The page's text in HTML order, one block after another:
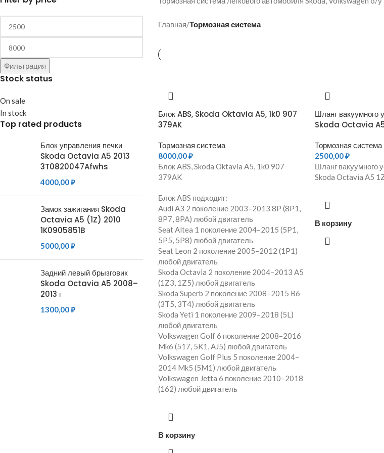
Фильтрация
Stock status
On sale
In stock
Top rated products
Блок управления печки
Skoda Octavia A5 2013
3T0820047Afwhs
4000,00₽
Замок зажигания Skoda
Octavia A5 (1Z) 2010
1K0905851B
5000,00₽
Задний левый брызговик
Skoda Octavia A5 2008–
2013 г
1300,00₽
Главная/Тормозная система
Блок ABS, Skoda Oktavia A5, 1k0 907
379AK
Тормозная система
8000,00₽
Блок ABS, Skoda Oktavia A5, 1k0 907
379AK
Блок ABS подходит:
Audi A3 2 поколение 2003–2013 8P (8P1,
8P7, 8PA) любой двигатель
Seat Altea 1 поколение 2004–2015 (5P1,
5P5, 5P8) любой двигатель
Seat Leon 2 поколение 2005–2012 (1P1)
любой двигатель
Skoda Octavia 2 поколение 2004–2013 A5
(1Z3, 1Z5) любой двигатель
Skoda Superb 2 поколение 2008–2015 B6
(3T5, 3T4) любой двигатель
Skoda Yeti 1 поколение 2009–2018 (5L)
любой двигатель
Volkswagen Golf 6 поколение 2008–2016
Mk6 (517, 5K1, AJ5) любой двигатель
Volkswagen Golf Plus 5 поколение 2004–
2014 Mk5 (5M1) любой двигатель
Volkswagen Jetta 6 поколение 2010–2018
(162) любой двигатель
В корзину
Шланг вакуумного
Skoda Octavia A5
Тормозная система
2500,00₽
Шланг вакуумного
Skoda Octavia A5
В корзину